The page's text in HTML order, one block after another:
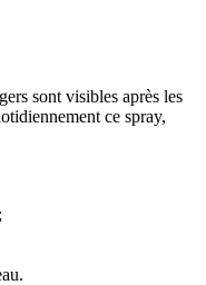
sont visibles après les
ce spray,